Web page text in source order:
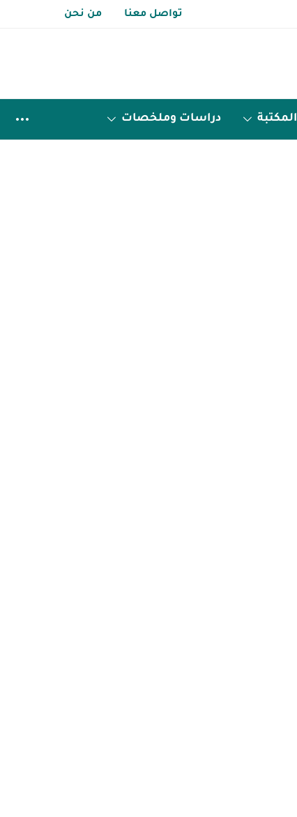
تواصل معنا من نحن
المكتبة دراسات وملخصات